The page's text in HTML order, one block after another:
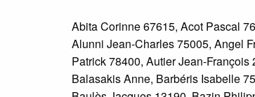
Abita Corinne 67615, Acot Pascal
Alunni Jean-Charles 75005, Angel
Patrick 78400, Autier Jean-
Balasakis Anne, Barbéris Isabelle